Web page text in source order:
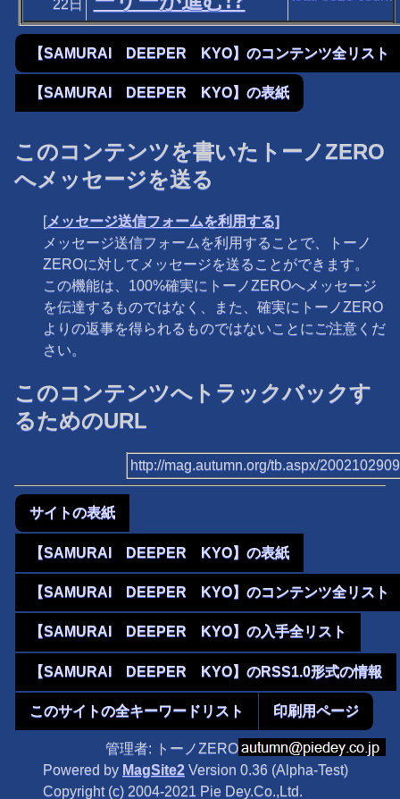
22日
【SAMURAI DEEPER KYO】のコンテンツ全リスト
【SAMURAI DEEPER KYO】の表紙
このコンテンツを書いたトーノZERO
へメッセージを送る
[メッセージ送信フォームを利用する]
メッセージ送信フォームを利用することで、トーノ
ZEROに対してメッセージを送ることができます。
この機能は、100%確実にトーノZEROへメッセージ
を伝達するものではなく、また、確実にトーノZERO
よりの返事を得られるものではないことにご注意くだ
さい。
このコンテンツへトラックバックす
るためのURL
http://mag.autumn.org/tb.aspx/
サイトの表紙
【SAMURAI DEEPER KYO】の表紙
【SAMURAI DEEPER KYO】のコンテンツ全リスト
【SAMURAI DEEPER KYO】の入手全リスト
【SAMURAI DEEPER KYO】のRSS1.0形式の情報
このサイトの全キーワードリスト 印刷用ページ
管理者: トーノZERO
Powered by MagSite2 Version 0.36 (Alpha-Test)
Copyright (c) 2004-2021 Pie Dey.Co.,Ltd.